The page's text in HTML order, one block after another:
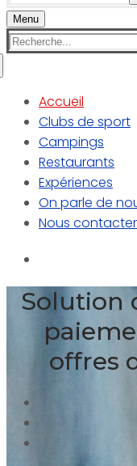
: Menu
Rechercher
Accueil
Clubs de sport
Campings
Restaurants
Expériences
On parle de
Nous contacter
Solution
offres